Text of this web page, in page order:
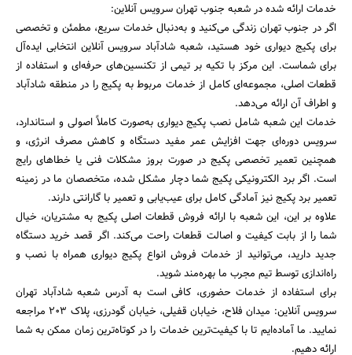
خدمات ارائه شده در شعبه جنوب تهران سرویس آنلاین:
اگر در جنوب تهران زندگی می‌کنید و به‌دنبال خدمات سریع، مطمئن و تخصصی
برای پکیج دیواری خود هستید، شعبه شادآباد سرویس آنلاین انتخابی ایده‌آل
برای شماست. این مرکز با تکیه بر تیمی از تکنسین‌های حرفه‌ای و استفاده از
قطعات اصلی، مجموعه‌ای کامل از خدمات مربوط به پکیج را در منطقه شادآباد
و اطراف آن ارائه می‌دهد.
خدمات این شعبه شامل نصب پکیج دیواری به‌صورت کاملاً اصولی و استاندارد،
سرویس دوره‌ای جهت افزایش عمر مفید دستگاه و کاهش مصرف انرژی، و
همچنین تعمیر تخصصی پکیج در صورت بروز مشکلات فنی یا خطاهای رایج
است. اگر برد الکترونیکی پکیج شما دچار مشکل شده، متخصصان ما در زمینه
تعمیر برد پکیج نیز آمادگی کامل برای عیب‌یابی و تعمیر با گارانتی دارند.
علاوه بر این، این شعبه با ارائه فروش قطعات اصلی پکیج به مشتریان، خیال
شما را از بابت کیفیت و اصالت قطعات راحت می‌کند. اگر قصد خرید دستگاه
جدید دارید، می‌توانید از خدمات فروش انواع پکیج دیواری همراه با نصب و
راه‌اندازی توسط تیم مجرب ما بهره‌مند شوید.
برای استفاده از خدمات حضوری، کافی است به آدرس شعبه شادآباد تهران
سرویس آنلاین: میدان فلاح، خیابان قفیلی، خیابان گودرزی، پلاک ۲۰۳ مراجعه
نمایید. ما آماده‌ایم تا با کیفیت‌ترین خدمات را در کوتاه‌ترین زمان ممکن به شما
ارائه دهیم.